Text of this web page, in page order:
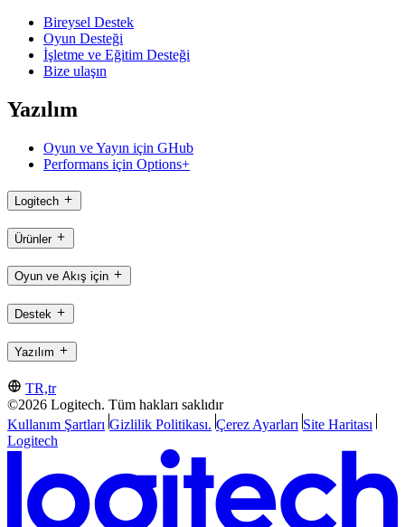
Bireysel Destek
Oyun Desteği
İşletme ve Eğitim Desteği
Bize ulaşın
Yazılım
Oyun ve Yayın için GHub
Performans için Options+
Logitech
Ürünler
Oyun ve Akış için
Destek
Yazılım
TR,tr
©2026 Logitech. Tüm hakları saklıdır
Kullanım Şartları Gizlilik Politikası. Çerez Ayarları Site Haritası
Logitech